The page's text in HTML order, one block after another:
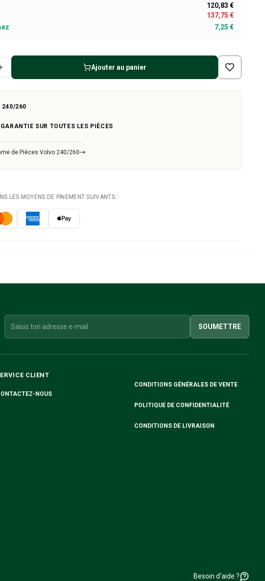
120,83 €
137,75 €
7,25 €
Ajouter au panier
240/260
SUR TOUTES LES PIÈCES
de Pièces Volvo 240/260
LES MOYENS DE PAIEMENT SUIVANTS :
SOUMETTRE
CLIENT
NOUS
CONDITIONS GÉNÉRALES DE VENTE
POLITIQUE DE CONFIDENTIALITÉ
CONDITIONS DE LIVRAISON
Besoin d'aide ?